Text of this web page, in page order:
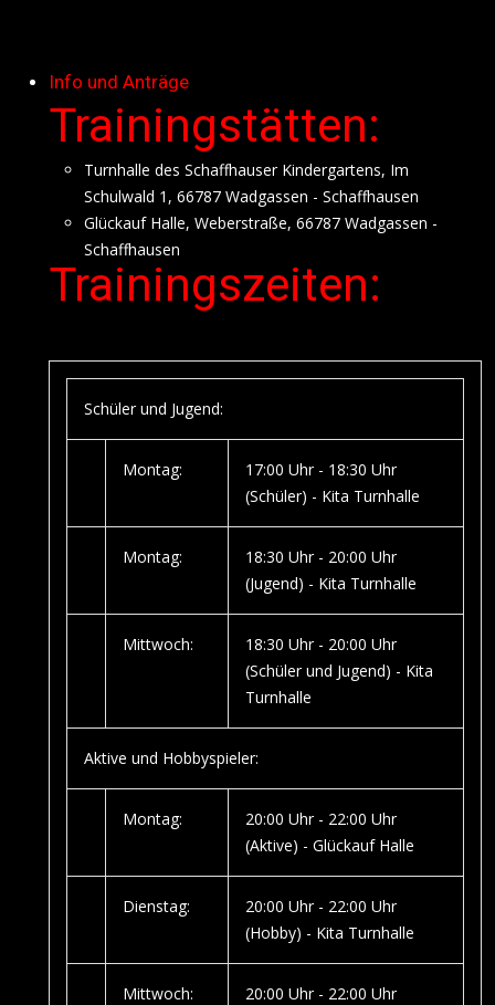
Info und Anträge
Trainingstätten:
Turnhalle des Schaffhauser Kindergartens, Im
Schulwald 1, 66787 Wadgassen - Schaffhausen
Glückauf Halle, Weberstraße, 66787 Wadgassen -
Schaffhausen
Trainingszeiten:
Schüler und Jugend:
Montag:
17:00 Uhr - 18:30 Uhr
(Schüler) - Kita Turnhalle
Montag:
18:30 Uhr - 20:00 Uhr
(Jugend) - Kita Turnhalle
Mittwoch:
18:30 Uhr - 20:00 Uhr
(Schüler und Jugend) - Kita
Turnhalle
Aktive und Hobbyspieler:
Montag:
20:00 Uhr - 22:00 Uhr
(Aktive) - Glückauf Halle
Dienstag:
20:00 Uhr - 22:00 Uhr
(Hobby) - Kita Turnhalle
Mittwoch:
20:00 Uhr - 22:00 Uhr